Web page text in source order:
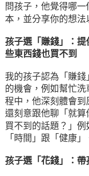
問孩子，他覺得哪
本，並分享你的想法
孩子選「賺錢」：
些東西錢也買不到
我的孩子認為「賺
的機會，例如幫忙
程中，他深刻體會
還刻意跟他聊「就
買不到的話題？」
「時間」跟「健康」
孩子選「花錢」：